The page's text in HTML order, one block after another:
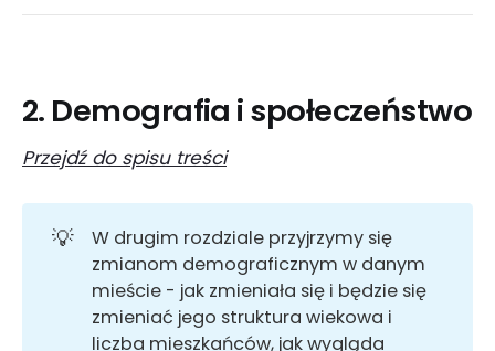
2. Demografia i społeczeństwo
Przejdź do spisu treści
💡
W drugim rozdziale przyjrzymy się
zmianom demograficznym w danym
mieście - jak zmieniała się i będzie się
zmieniać jego struktura wiekowa i
liczba mieszkańców, jak wygląda